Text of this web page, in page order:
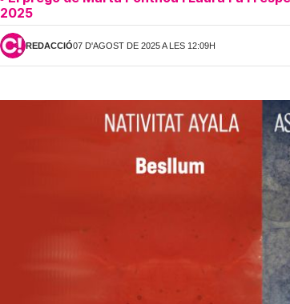
2025
REDACCIÓ07 D'AGOST DE 2025 A LES 12:09H